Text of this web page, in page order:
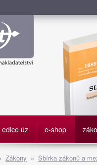
edice úz e-shop
Zákony » Sbírka zákonů a